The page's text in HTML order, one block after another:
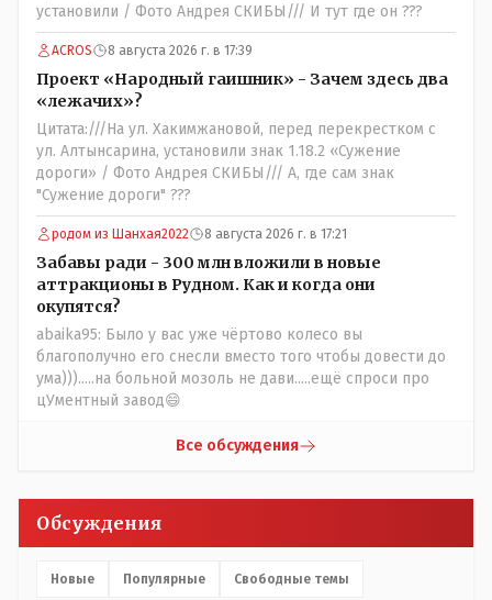
установили / Фото Андрея СКИБЫ/// И тут где он ???
ACROS 8 августа 2026 г. в 17:39
Проект «Народный гаишник» - Зачем здесь два
«лежачих»?
Цитата:///На ул. Хакимжановой, перед перекрестком с
ул. Алтынсарина, установили знак 1.18.2 «Сужение
дороги» / Фото Андрея СКИБЫ/// А, где сам знак
"Сужение дороги" ???
родом из Шанхая2022 8 августа 2026 г. в 17:21
Забавы ради - 300 млн вложили в новые
аттракционы в Рудном. Как и когда они
окупятся?
abaika95: Было у вас уже чёртово колесо вы
благополучно его снесли вместо того чтобы довести до
ума))).....на больной мозоль не дави.....ещё спроси про
цУментный завод😄
Все обсуждения
Обсуждения
Новые Популярные Свободные темы